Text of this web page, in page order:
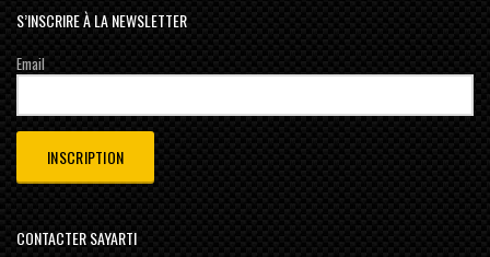
S’INSCRIRE À LA NEWSLETTER
Email
CONTACTER SAYARTI